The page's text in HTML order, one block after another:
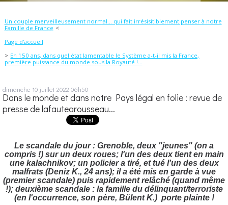
Un couple merveilleusement normal... qui fait irrésisitiblement penser à notre
Famille de France
Page d'accueil
En 150 ans, dans quel état lamentable le Système a-t-il mis la France,
première puissance du monde sous la Royauté !...
dimanche 10 juillet 2022 06h50
Dans le monde et dans notre Pays légal en folie : revue de
presse de lafautearousseau...
Le scandale du jour : Grenoble, deux "jeunes" (on a
compris !) sur un deux roues; l'un des deux tient en main
une kalachnikov; un policier a tiré, et tué l'un des deux
malfrats (Deniz K., 24 ans); il a été mis en garde à vue
(premier scandale) puis rapidement relâché (quand même
!); deuxième scandale : la famille du délinquant/terroriste
(en l'occurrence, son père, Bülent K.) porte plainte !